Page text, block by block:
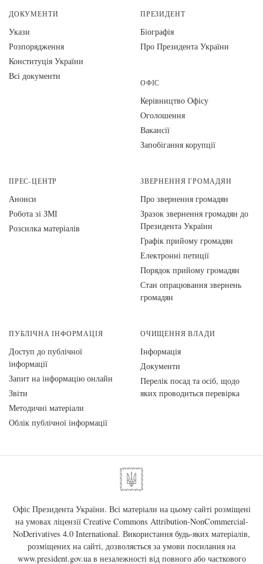
ДОКУМЕНТИ
Укази
Розпорядження
Конституція України
Всі документи
ПРЕЗИДЕНТ
Біографія
Про Президента України
ОФІС
Керівництво Офісу
Оголошення
Вакансії
Запобігання корупції
ПРЕС-ЦЕНТР
Анонси
Робота зі ЗМІ
Розсилка матеріалів
ЗВЕРНЕННЯ ГРОМАДЯН
Про звернення громадян
Зразок звернення громадян до
Президента України
Графік прийому громадян
Електронні петиції
Порядок прийому громадян
Стан опрацювання звернень
громадян
ПУБЛІЧНА ІНФОРМАЦІЯ
Доступ до публічної
інформації
Запит на інформацію онлайн
Звіти
Методичні матеріали
Облік публічної інформації
ОЧИЩЕННЯ ВЛАДИ
Інформація
Документи
Перелік посад та осіб, щодо
яких проводиться перевірка
Офіс Президента України. Всі матеріали на цьому сайті розміщені
на умовах ліцензії Creative Commons Attribution-NonCommercial-
NoDerivatives 4.0 International. Використання будь-яких матеріалів,
розміщених на сайті, дозволяється за умови посилання на
www.president.gov.uaв незалежності від повного або часткового